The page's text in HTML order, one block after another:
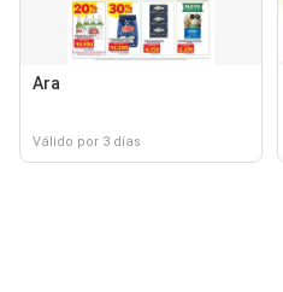
Ara
Válido por 3 días